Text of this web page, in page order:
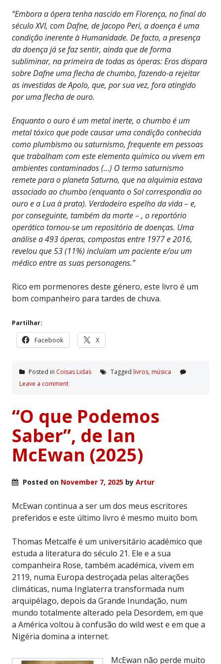
“Embora a ópera tenha nascido em Florença, no final do
século XVI, com Dafne, de Jacopo Peri, a doença é uma
condição inerente à Humanidade. De facto, a presença
da doença já se faz sentir, ainda que de forma
subliminar, na primeira de todas as óperas: Eros dispara
sobre Dafne uma flecha de chumbo, fazendo-a rejeitar
as investidas de Apolo, que, por sua vez, fora atingido
por uma flecha de ouro.
Enquanto o ouro é um metal inerte, o chumbo é um
metal tóxico que pode causar uma condição conhecida
como plumbismo ou saturnismo, frequente em pessoas
que trabalham com este elemento químico ou vivem em
ambientes contaminados (…) O termo saturnismo
remete para o planeta Saturno, que na alquimia estava
associado ao chumbo (enquanto o Sol correspondia ao
ouro e a Lua à prata). Verdadeiro espelho da vida – e,
por conseguinte, também da morte – , o reportório
operático tornou-se um repositório de doenças. Uma
análise a 493 óperas, compostas entre 1977 e 2016,
revelou que 53 (11%) incluíam um paciente e/ou um
médico entre as suas personagens.”
Rico em pormenores deste género, este livro é um
bom companheiro para tardes de chuva.
Partilhar:
Facebook X
Posted in Coisas Lidas Tagged livros, música
Leave a comment
“O que Podemos
Saber”, de Ian
McEwan (2025)
Posted on November 7, 2025 by Artur
McEwan continua a ser um dos meus escritores
preferidos e este último livro é mesmo muito bom.
Thomas Metcalfe é um universitário académico que
estuda a literatura do século 21. Ele e a sua
companheira Rose, também académica, vivem em
2119, numa Europa destroçada pelas alterações
climáticas, numa Inglaterra transformada num
arquipélago, depois da Grande Inundação, num
mundo totalmente alterado pela Desordem, em que
a América voltou à confusão do wild west e em que a
Nigéria domina a internet.
McEwan não perde muito